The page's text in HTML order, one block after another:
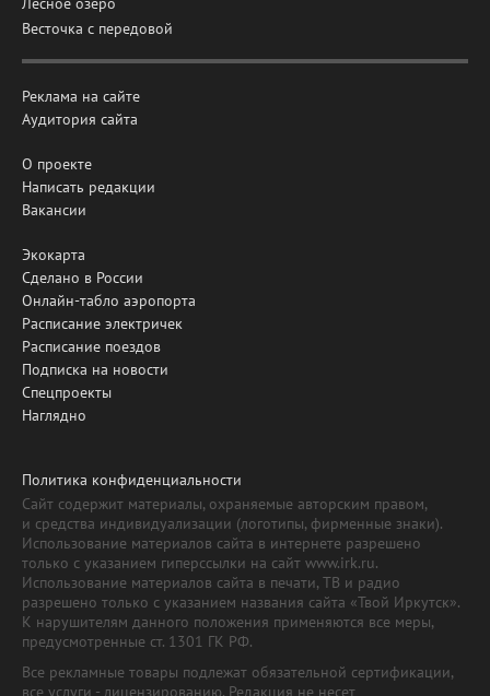
Весточка с передовой
Реклама на сайте
Аудитория сайта
О проекте
Написать редакции
Вакансии
Экокарта
Сделано в России
Онлайн-табло аэропорта
Расписание электричек
Расписание поездов
Подписка на новости
Спецпроекты
Наглядно
Политика конфиденциальности
Сайт содержит материалы, охраняемые авторским правом,
и средства индивидуализации (логотипы, фирменные знаки).
Использование материалов сайта в интернете разрешено
только с указанием гиперссылки на сайт www.irk.ru.
Использование материалов сайта в печати, ТВ и радио
разрешено только с указанием названия сайта «Твой Иркутск».
К нарушителям данного положения применяются все меры,
предусмотренные ст. 1301 ГК РФ.
Все рекламные товары подлежат обязательной сертификации,
все услуги - лицензированию. Редакция не несет